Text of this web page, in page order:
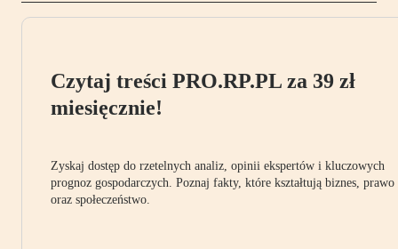
Czytaj treści PRO.RP.PL za 39 zł
miesięcznie!
Zyskaj dostęp do rzetelnych analiz, opinii ekspertów i kluczowych
prognoz gospodarczych. Poznaj fakty, które kształtują biznes, prawo
oraz społeczeństwo.